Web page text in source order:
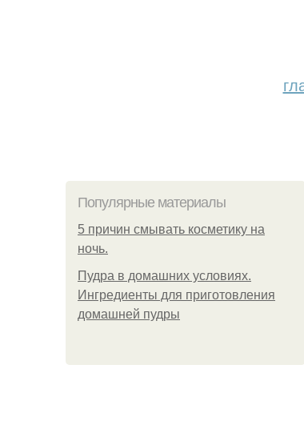
Популярные материалы
5 причин смывать косметику на
ночь.
Пудра в домашних условиях.
Ингредиенты для приготовления
домашней пудры